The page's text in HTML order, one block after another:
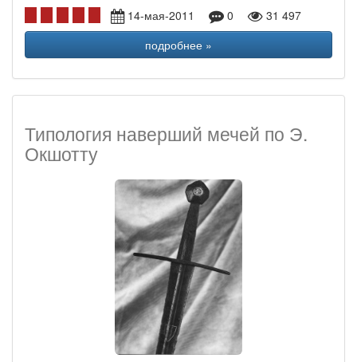
14-мая-2011
0
31 497
подробнее »
Типология наверший мечей по Э.
Окшотту